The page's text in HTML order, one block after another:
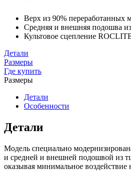
Верх из 90% переработанных
Средняя и внешняя подошва
Культовое сцепление
Детали
Размеры
Где купить
Размеры
Детали
Особенности
Детали
Модель специально
и средней и внешней подошвой из
оказывая минимальное